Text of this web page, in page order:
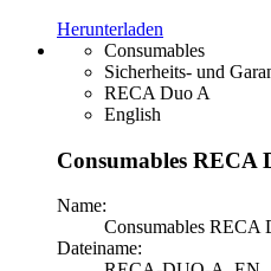
Herunterladen
Consumables
Sicherheits- und
RECA Duo A
English
Consumables RECA
Name:
Consumables RECA
Dateiname: